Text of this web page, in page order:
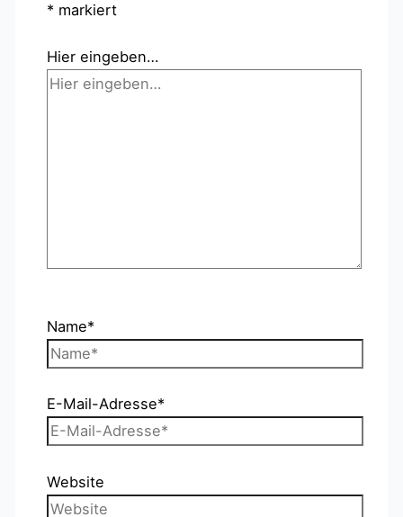
*markiert
Hier eingeben…
Name*
E-Mail-Adresse*
Website